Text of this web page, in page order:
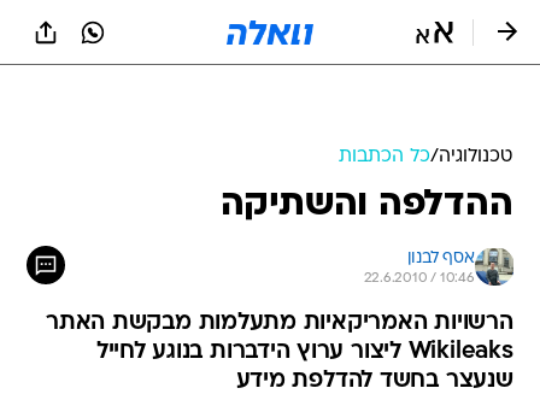
טכנולוגיה/כל הכתבות
ההדלפה והשתיקה
אסף לבנון
22.6.2010 / 10:46
הרשויות האמריקאיות מתעלמות מבקשת האתר
Wikileaks ליצור ערוץ הידברות בנוגע לחייל
שנעצר בחשד להדלפת מידע